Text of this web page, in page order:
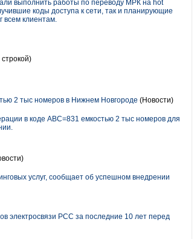
выполнить работы по переводу МРК на hot
коды доступа к сети, так и планирующие
всем клиентам.
2 тыс номеров в Нижнем Новгороде (Новости)
в коде АВС=831 емкостью 2 тыс номеров для
услуг, сообщает об успешном внедрении
электросвязи РСС за последние 10 лет перед